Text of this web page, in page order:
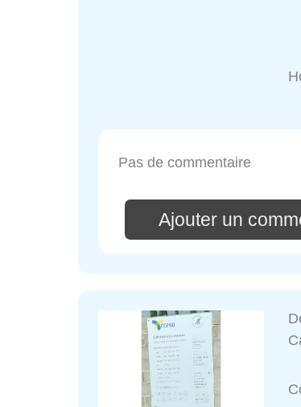
Pas de commentaire
Ajouter un